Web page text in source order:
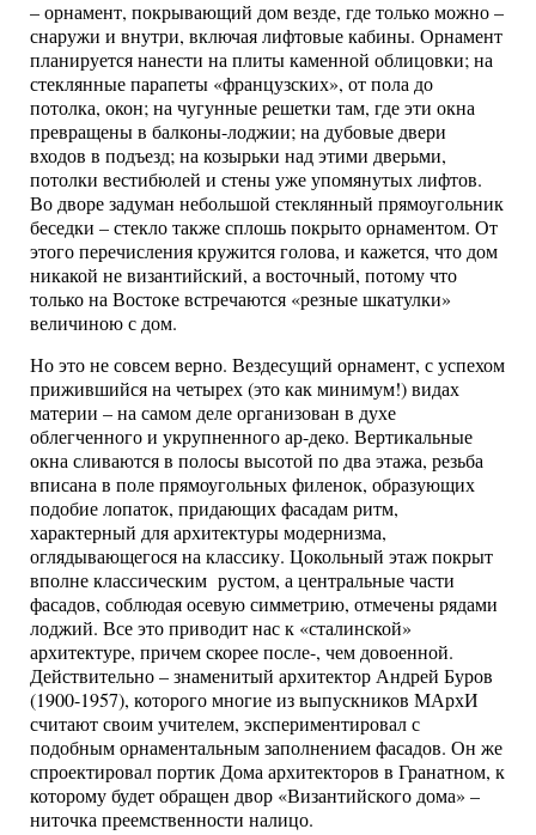
– орнамент, покрывающий дом везде, где только можно –
снаружи и внутри, включая лифтовые кабины. Орнамент
планируется нанести на плиты каменной облицовки; на
стеклянные парапеты «французских», от пола до
потолка, окон; на чугунные решетки там, где эти окна
превращены в балконы-лоджии; на дубовые двери
входов в подъезд; на козырьки над этими дверьми,
потолки вестибюлей и стены уже упомянутых лифтов.
Во дворе задуман небольшой стеклянный прямоугольник
беседки – стекло также сплошь покрыто орнаментом. От
этого перечисления кружится голова, и кажется, что дом
никакой не византийский, а восточный, потому что
только на Востоке встречаются «резные шкатулки»
величиною с дом.
Но это не совсем верно. Вездесущий орнамент, с успехом
прижившийся на четырех (это как минимум!) видах
материи – на самом деле организован в духе
облегченного и укрупненного ар-деко. Вертикальные
окна сливаются в полосы высотой по два этажа, резьба
вписана в поле прямоугольных филенок, образующих
подобие лопаток, придающих фасадам ритм,
характерный для архитектуры модернизма,
оглядывающегося на классику. Цокольный этаж покрыт
вполне классическим рустом, а центральные части
фасадов, соблюдая осевую симметрию, отмечены рядами
лоджий. Все это приводит нас к «сталинской»
архитектуре, причем скорее после-, чем довоенной.
Действительно – знаменитый архитектор Андрей Буров
(1900-1957), которого многие из выпускников МАрхИ
считают своим учителем, экспериментировал с
подобным орнаментальным заполнением фасадов. Он же
спроектировал портик Дома архитекторов в Гранатном, к
которому будет обращен двор «Византийского дома» –
ниточка преемственности налицо.